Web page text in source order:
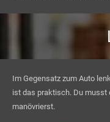
Im Gegensatz zum Auto
ist das praktisch. Du musst
manövrierst.